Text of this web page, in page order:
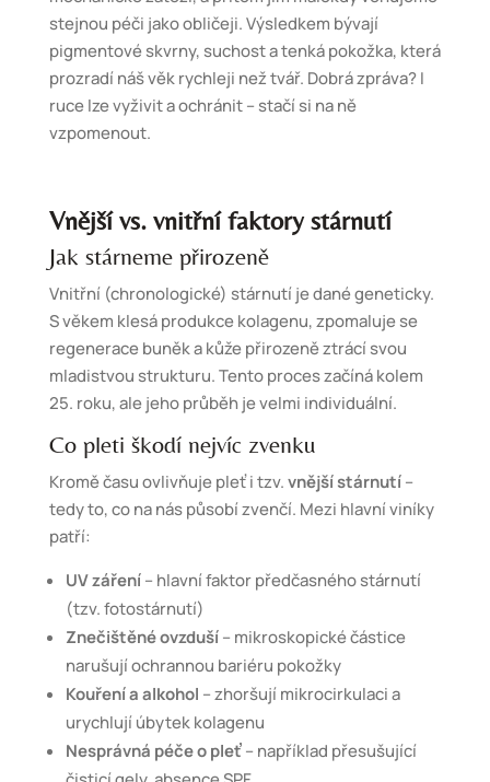
stejnou péči jako obličeji. Výsledkem bývají
pigmentové skvrny, suchost a tenká pokožka, která
prozradí náš věk rychleji než tvář. Dobrá zpráva? I
ruce lze vyživit a ochránit – stačí si na ně
vzpomenout.
Vnější vs. vnitřní faktory stárnutí
Jak stárneme přirozeně
Vnitřní (chronologické) stárnutí je dané geneticky.
S věkem klesá produkce kolagenu, zpomaluje se
regenerace buněk a kůže přirozeně ztrácí svou
mladistvou strukturu. Tento proces začíná kolem
25. roku, ale jeho průběh je velmi individuální.
Co pleti škodí nejvíc zvenku
Kromě času ovlivňuje pleť i tzv.vnější stárnutí–
tedy to, co na nás působí zvenčí. Mezi hlavní viníky
patří:
UV záření– hlavní faktor předčasného stárnutí
(tzv. fotostárnutí)
Znečištěné ovzduší– mikroskopické částice
narušují ochrannou bariéru pokožky
Kouření a alkohol – zhoršují mikrocirkulaci a
urychlují úbytek kolagenu
Nesprávná péče o pleť– například přesušující